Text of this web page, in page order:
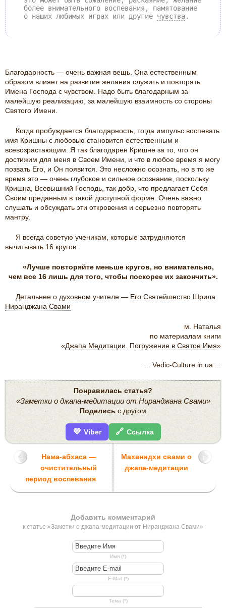
более внимательного воспевания, памятование
о наших любимых играх или другие чувства.
Благодарность — очень важная вещь. Она естественным
образом влияет на развитие желания служить и повторять
Имена Господа с чувством. Надо быть благодарным за
малейшую реализацию, за малейшую взаимность со стороны
Святого Имени.
Когда пробуждается благодарность, тогда импульс воспевать
имя Кришны с любовью становится естественным и
всевозрастающим. Я так благодарен Кришне за то, что он
достижим для меня в Своем Имени, и что в любое время я могу
позвать Его, и Он появится. Это несложно осознать, но в то же
время это — очень глубокое и сильное осознание, поскольку
Кришна, Всевышний Господь, так добр, что предлагает Себя
Своим преданным в такой доступной форме. Очень важно
слушать и обсуждать эти откровения и серьезно повторять
мантру.
Я всегда советую ученикам, которые затрудняются
вычитывать 16 кругов:
«Лучше повторяйте меньше кругов, но внимательно,
чем все 16 лишь для того, чтобы поскорее их закончить».
Детальнее о духовном учителе — Его Святейшество Шрила
Ниранджана Свами
м. Наталья
по материалам книги
«Джапа Медитации. Погружение в Святое Имя»
... Vedic-Culture.in.ua ...
Понравилась статья?
«Заметки о джапа-медитации от Ниранджана Свами»
Поделись с другом
💜 Viber 🔗 Ссылка
Нама-абхаса —
очистительный
период воспевания
Маханидхи свами о
джапа-медитации
Добавить комментарий
к статье «Заметки о джапа-медитации от Ниранджана Свами»
Имя (*)
E-Mail (*)
Тема (*)